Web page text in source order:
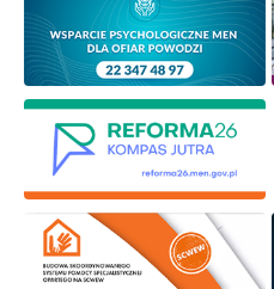
Adres e-mail:
Wyrażam zgodę na
osobowych przez ORE w
Zapisuję się